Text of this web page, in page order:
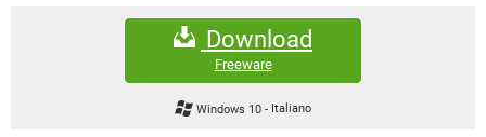
FACEBOOK
WINDOWS 10
WHATSAPP
ANDROID
WINDOWS 10
WHATSAPP
GAMING
Download
Freeware
Windows 10- Italiano